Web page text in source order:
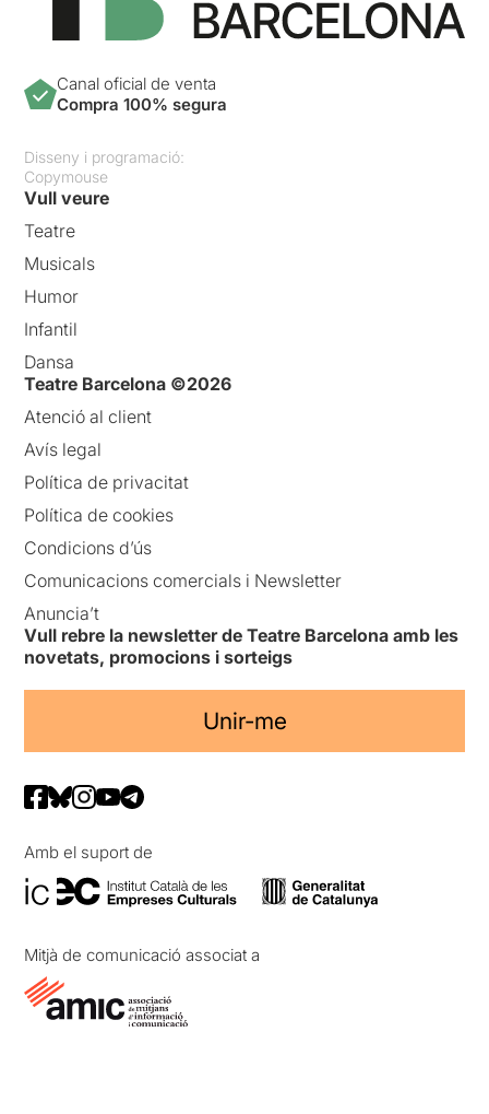
Canal oficial de venta
Compra 100% segura
Disseny i programació:
Copymouse
Vull veure
Teatre
Musicals
Humor
Infantil
Dansa
Teatre Barcelona ©2026
Atenció al client
Avís legal
Política de privacitat
Política de cookies
Condicions d’ús
Comunicacions comercials i Newsletter
Anuncia’t
Vull rebre la newsletter de Teatre Barcelona amb les
novetats, promocions i sorteigs
Unir-me
Amb el suport de
Mitjà de comunicació associat a